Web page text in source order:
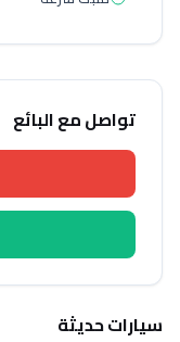
تواصل مع البائع
سيارات حديثة